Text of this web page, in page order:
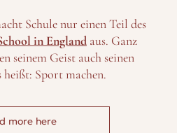
Schule nur einen Teil des
in England aus. Ganz
seinem Geist auch seinen
Sport machen.
more here